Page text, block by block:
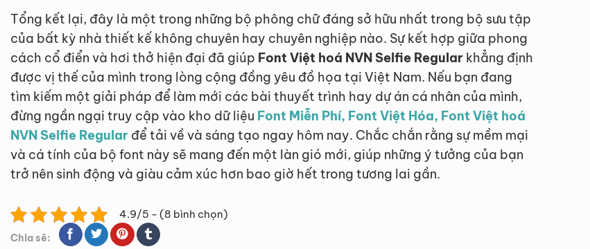
Tổng kết lại, đây là một trong những bộ phông chữ đáng sở hữu nhất trong bộ sưu tập
của bất kỳ nhà thiết kế không chuyên hay chuyên nghiệp nào. Sự kết hợp giữa phong
cách cổ điển và hơi thở hiện đại đã giúp Font Việt hoá NVN Selfie Regular khẳng định
được vị thế của mình trong lòng cộng đồng yêu đồ họa tại Việt Nam. Nếu bạn đang
tìm kiếm một giải pháp để làm mới các bài thuyết trình hay dự án cá nhân của mình,
đừng ngần ngại truy cập vào kho dữ liệu Font Miễn Phí, Font Việt Hóa, Font Việt hoá
NVN Selfie Regular để tải về và sáng tạo ngay hôm nay. Chắc chắn rằng sự mềm mại
và cá tính của bộ font này sẽ mang đến một làn gió mới, giúp những ý tưởng của bạn
trở nên sinh động và giàu cảm xúc hơn bao giờ hết trong tương lai gần.
4.9/5 - (8 bình chọn)
Chia sẽ: